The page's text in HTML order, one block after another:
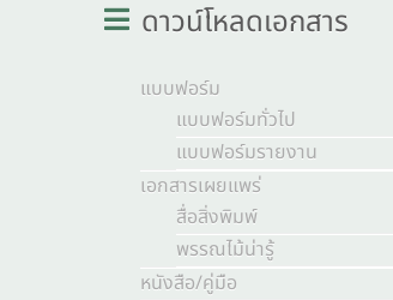
ดาวน์โหลดเอกสาร
แบบฟอร์ม
แบบฟอร์มทั่วไป
แบบฟอร์มรายงาน
เอกสารเผยแพร่
สื่อสิ่งพิมพ์
พรรณไม้น่ารู้
หนังสือ/คู่มือ